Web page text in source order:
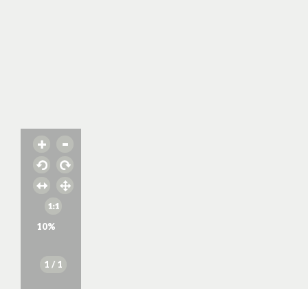
10%
1 / 1